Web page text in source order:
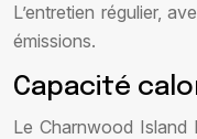
L’entretien régulier,
émissions.
Capacité
Le Charnwood Island